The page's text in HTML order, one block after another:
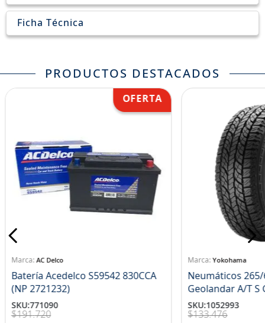
Ficha Técnica
PRODUCTOS DESTACADOS
AC Delco
Batería Acedelco S59542 830CCA
(NP 2721232)
SKU:771090
$191.720
Yokohama
Neumáticos 265/
SKU:1052993
$133.476